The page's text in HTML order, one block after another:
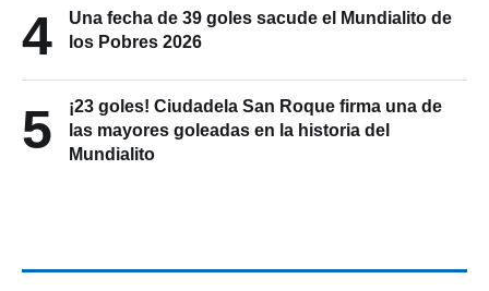
4
Una fecha de 39 goles sacude el Mundialito de
los Pobres 2026
5
¡23 goles! Ciudadela San Roque firma una de
las mayores goleadas en la historia del
Mundialito